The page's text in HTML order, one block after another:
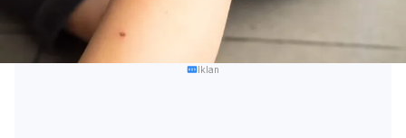
Iklan